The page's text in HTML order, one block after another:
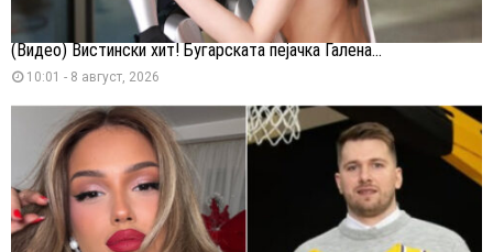
(Видео) Вистински хит! Бугарската пејачка Галена...
10:01 - 8 август, 2026